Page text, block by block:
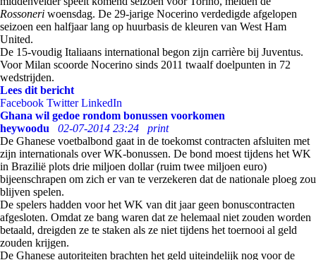
Rossoneri woensdag. De 29-jarige Nocerino verdedigde afgelopen
seizoen een halfjaar lang op huurbasis de kleuren van West Ham
United.
De 15-voudig Italiaans international begon zijn carrière bij Juventus.
Voor Milan scoorde Nocerino sinds 2011 twaalf doelpunten in 72
wedstrijden.
Lees dit bericht
Facebook Twitter LinkedIn
Ghana wil gedoe rondom bonussen voorkomen
heywoodu
02-07-2014 23:24
print
De Ghanese voetbalbond gaat in de toekomst contracten afsluiten met
zijn internationals over WK-bonussen. De bond moest tijdens het WK
in Brazilië plots drie miljoen dollar (ruim twee miljoen euro)
bijeenschrapen om zich er van te verzekeren dat de nationale ploeg zou
blijven spelen.
De spelers hadden voor het WK van dit jaar geen bonuscontracten
afgesloten. Omdat ze bang waren dat ze helemaal niet zouden worden
betaald, dreigden ze te staken als ze niet tijdens het toernooi al geld
zouden krijgen.
De Ghanese autoriteiten brachten het geld uiteindelijk nog voor de